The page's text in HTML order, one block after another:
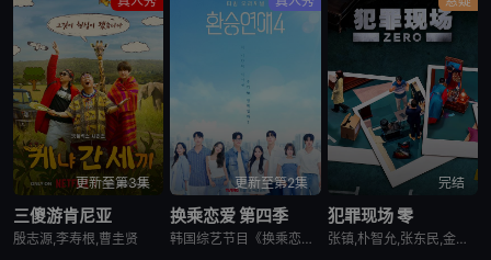
更新至第3集
三傻游肯尼亚
殷志源,李寿根,曹圭贤
更新至第2集
换乘恋爱 第四季
韩国综艺节目《换乘恋爱 第四季》。
完结
犯罪现场 零
张镇,朴智允,张东民,金志勋,安宥真